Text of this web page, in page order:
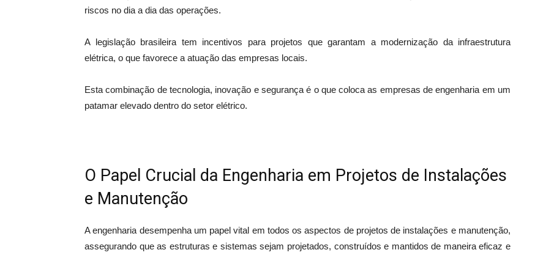
riscos no dia a dia das operações.
A legislação brasileira tem incentivos para projetos que garantam a modernização da infraestrutura
elétrica, o que favorece a atuação das empresas locais.
Esta combinação de tecnologia, inovação e segurança é o que coloca as empresas de engenharia em um
patamar elevado dentro do setor elétrico.
O Papel Crucial da Engenharia em Projetos de Instalações
e Manutenção
A engenharia desempenha um papel vital em todos os aspectos de projetos de instalações e manutenção,
assegurando que as estruturas e sistemas sejam projetados, construídos e mantidos de maneira eficaz e